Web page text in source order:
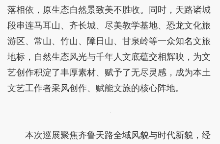
落相依，原生态自然景致美不胜收。同时，天路诸城
段串连马耳山、齐长城、尽美教学基地、恐龙文化旅
游区、常山、竹山、障日山、甘泉岭等一众知名文旅
地标，自然生态风光与千年人文底蕴交相辉映，为文
艺创作积淀了丰厚素材、赋予了无尽灵感，成为本土
文艺工作者采风创作、赋能文旅的核心阵地。
本次巡展聚焦齐鲁天路全域风貌与时代新貌，经